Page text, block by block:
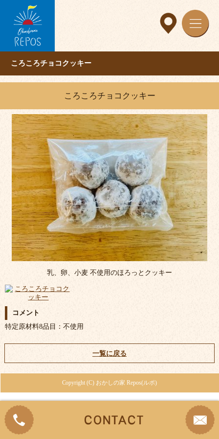
ころころチョコクッキー
ころころチョコクッキー
乳、卵、小麦 不使用のほろっとクッキー
コメント
特定原材料8品目：不使用
一覧に戻る
Copyright (C) おかしの家 Repos(ルポ)